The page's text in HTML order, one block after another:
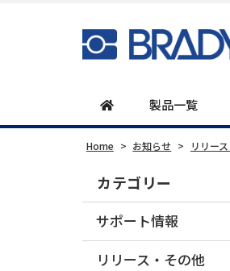
製品一覧
Home > お知らせ > リリー
カテゴリー
サポート情報
リリース・その他